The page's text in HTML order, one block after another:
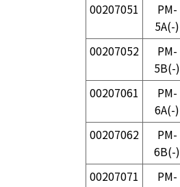
00207051
PM-
5A(-)
00207052
PM-
5B(-)
00207061
PM-
6A(-)
00207062
PM-
6B(-)
00207071
PM-